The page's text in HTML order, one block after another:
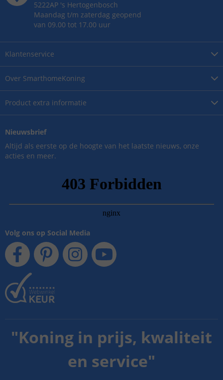
Over SmarthomeKoning
Product extra informatie
Klantenservice
5222AP 's Hertogenbosch
Maandag t/m zaterdag geopend
van 09.00 tot 17.00 uur
Nieuwsbrief
Altijd als eerste op de hoogte van het laatste nieuws, onze
acties en meer.
Volg ons op Social Media
"Koning in prijs, kwaliteit
en service"